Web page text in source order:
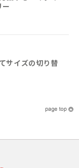
ー
サイズの切り替